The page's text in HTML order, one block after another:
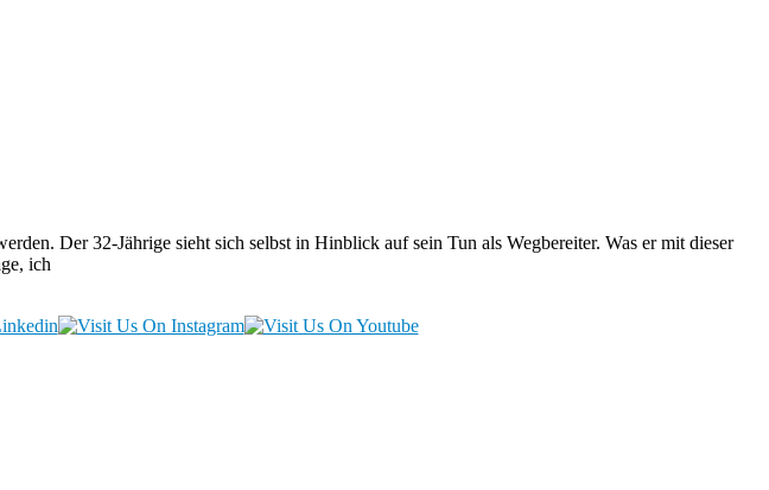
Der 32-Jährige sieht sich selbst in Hinblick auf sein Tun als Wegbereiter. Was er mit dieser
ich